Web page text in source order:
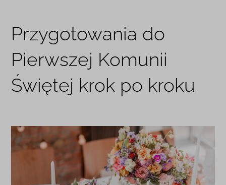
Przygotowania do
Pierwszej Komunii
Świętej krok po kroku